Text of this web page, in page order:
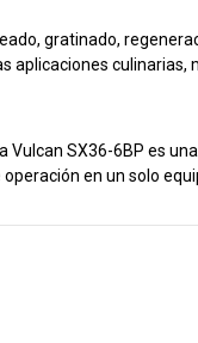
gratinado,
aplicaciones culinarias,
Vulcan SX36-6BP es
en un solo